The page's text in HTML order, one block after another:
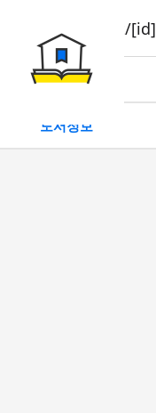
book/rent/[id]
대여
도서정보